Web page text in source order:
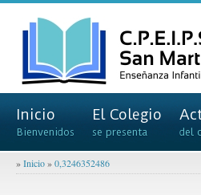
Inicio
Bienvenidos
El Colegio
se presenta del
»Inicio»0,3246352486